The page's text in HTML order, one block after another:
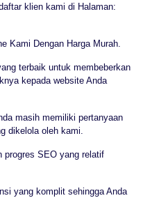
klien kami di Halaman:
Kami Dengan Harga Murah.
terbaik untuk membeberkan
kepada website Anda
masih memiliki pertanyaan
dikelola oleh kami.
progres SEO yang relatif
yang komplit sehingga Anda